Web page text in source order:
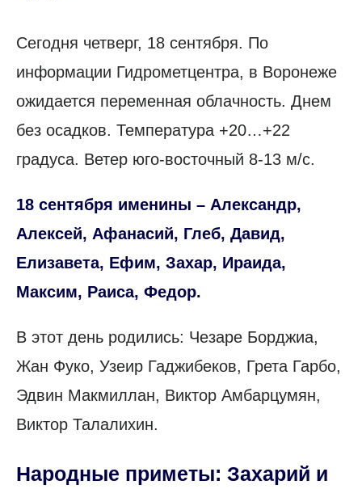
Сегодня четверг, 18 сентября. По
информации Гидрометцентра, в Воронеже
ожидается переменная облачность. Днем
без осадков. Температура +20…+22
градуса. Ветер юго-восточный 8-13 м/с.
18 сентября именины – Александр,
Алексей, Афанасий, Глеб, Давид,
Елизавета, Ефим, Захар, Ираида,
Максим, Раиса, Федор.
В этот день родились: Чезаре Борджиа,
Жан Фуко, Узеир Гаджибеков, Грета Гарбо,
Эдвин Макмиллан, Виктор Амбарцумян,
Виктор Талалихин.
Народные приметы: Захарий и